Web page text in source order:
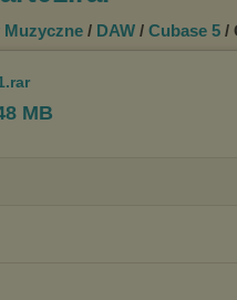
Muzyczne / DAW / Cubase 5 /
MB